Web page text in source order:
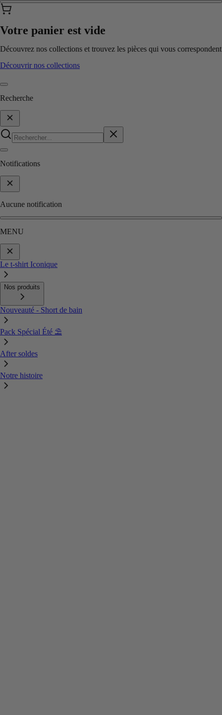
Votre panier est vide
Découvrez nos collections et trouvez les pièces qui vous correspondent
Découvrir nos collections
Recherche
Notifications
Aucune notification
MENU
Le t-shirt Iconique
Nos produits
Nouveauté - Short de bain
Pack Spécial Été ⛱️
After soldes
Notre histoire